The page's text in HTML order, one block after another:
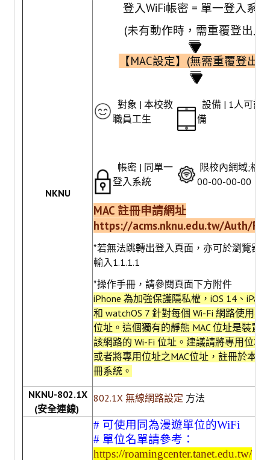
常用自由軟體/免費軟體
Google Workspace教育版
Microsoft 365 教育版
電子期刊與資料庫
NKNU
登入WiFi帳密 = 單一登入系統
(未有動作時，需重覆登出入)
【MAC設定】(無需重覆登出
對象 | 本校教
職員工生
設備 | 1人可註
備
帳密 | 同單一
登入系統
限校內網域;格
00-00-00-00
MAC 註冊申請網址
https://acms.nknu.edu.tw/Auth/
*若無法跳轉出登入頁面，亦可於瀏覽器
輸入1.1.1.1
*操作手冊，請參閱頁面下方附件
iPhone 為加強保護隱私權，iOS 14、
和 watchOS 7 針對每個 Wi-Fi 網路使用不
位址。這個獨有的靜態 MAC 位址是裝置
該網路的 Wi-Fi 位址。建議請將專用位址
或者將專用位址之MAC位址，註冊於本校
冊系統。
NKNU-802.1X
(安全連線)
802.1X 無線網路設定 方法
# 可使用同為漫遊單位的WiFi
# 單位名單請參考：
https://roamingcenter.tanet.edu.tw/